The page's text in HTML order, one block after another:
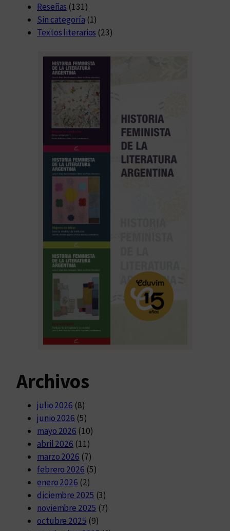
Reseñas (131)
Sin categoría (1)
Textos literarios (23)
Archivos
julio 2026 (8)
junio 2026 (5)
mayo 2026 (10)
abril 2026 (11)
marzo 2026 (7)
febrero 2026 (5)
enero 2026 (2)
diciembre 2025 (3)
noviembre 2025 (7)
octubre 2025 (9)